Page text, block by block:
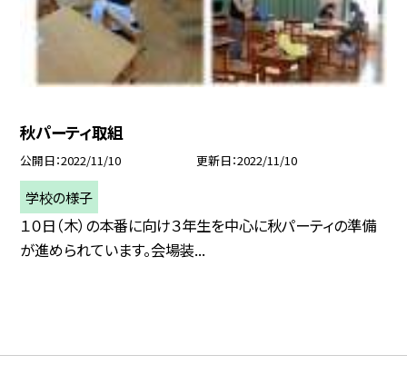
秋パーティ取組
公開日 2022/11/10 更新日 2022/11/10
学校の様子
１０日（木）の本番に向け３年生を中心に秋パーティの準備
が進められています。会場装...